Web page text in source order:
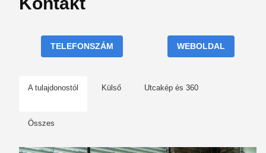
TELEFONSZÁM WEBOLDAL
A tulajdonostól Külső Utcakép és 360
Összes